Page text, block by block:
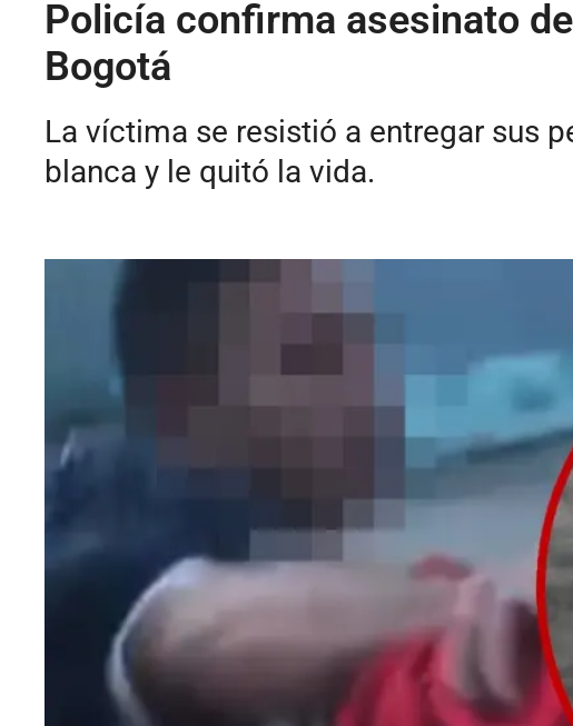
Policía confirma asesinato
Bogotá
La víctima se resistió a entregar sus
blanca y le quitó la vida.